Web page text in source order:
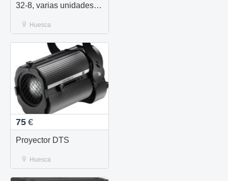
32-8, varias unidades
Huesca
75 €
Proyector DTS
Huesca